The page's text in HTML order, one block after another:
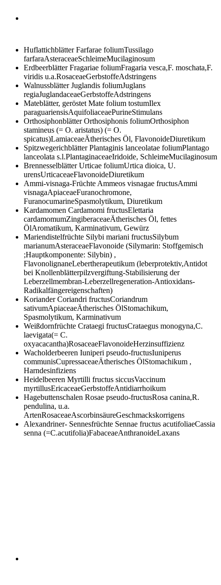
HuflattichblätterFarfarae foliumTussilago
farfaraAsteraceaeSchleimeMucilaginosum
ErdbeerblätterFragariae foliumFragaria vesca,F. moschata,F.
viridis u.a.RosaceaeGerbstoffeAdstringens
WalnussblätterJuglandis foliumJuglans
regiaJuglandaceaeGerbstoffeAdstringens
Mateblätter, geröstet Mate folium tostumIlex
paraguariensisAquifoliaceaePurineStimulans
OrthosiphonblätterOrthosiphonis foliumOrthosiphon
stamineus (= O. aristatus) (= O.
spicatus)LamiaceaeÄtherisches Öl, FlavonoideDiuretikum
SpitzwegerichblätterPlantaginis lanceolatae foliumPlantago
lanceolata s.l.PlantaginaceaeIridoide, SchleimeMucilaginosum
BrennesselblätterUrticae foliumUrtica dioica, U.
urensUrticaceaeFlavonoideDiuretikum
Ammi-visnaga-Früchte Ammeos visnagae fructusAmmi
visnagaApiaceaeFuranochromone,
FuranocumarineSpasmolytikum, Diuretikum
Kardamomen Cardamomi fructusElettaria
cardamomumZingiberaceaeÄtherisches Öl, fettes
ÖlAromatikum, Karminativum, Gewürz
Mariendistelfrüchte Silybi mariani fructusSilybum
marianumAsteraceaeFlavonoide (Silymarin: Stoffgemisch
;Hauptkomponente: Silybin) ,
FlavonolignaneLebertherapeutikum (leberprotektiv,Antidot
bei Knollenblätterpilzvergiftung-Stabilisierung der
Leberzellmembran-Leberzellregeneration-Antioxidans-
Radikalfängereigenschaften)
KorianderCoriandri fructusCoriandrum
sativumApiaceaeÄtherisches ÖlStomachikum,
Spasmolytikum, Karminativum
Weißdornfrüchte Crataegi fructusCrataegus monogyna,C.
laevigata(= C.
oxyacacantha)RosaceaeFlavonoideHerzinsuffizienz
Wacholderbeeren Iuniperi pseudo-fructusIuniperus
communisCupressaceaeÄtherisches ÖlStomachikum ,
Harndesinfiziens
Heidelbeeren Myrtilli fructus siccusVaccinum
myrtillusEricaceaeGerbstoffeAntidiarrhoikum
Hagebuttenschalen Rosae pseudo-fructusRosa canina,R.
pendulina, u.a.
ArtenRosaceaeAscorbinsäureGeschmackskorrigens
Alexandriner- Sennesfrüchte Sennae fructus acutifoliaeCassia
senna (=C.acutifolia)FabaceaeAnthranoideLaxans